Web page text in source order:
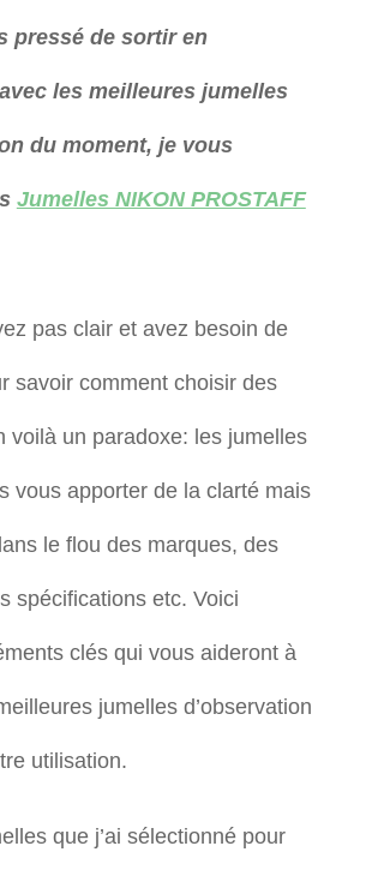
pressé de sortir en
les meilleures jumelles
du moment, je vous
Jumelles NIKON PROSTAFF
pas clair et avez besoin de
savoir comment choisir des
voilà un paradoxe: les jumelles
vous apporter de la clarté mais
le flou des marques, des
spécifications etc. Voici
clés qui vous aideront à
jumelles d’observation
utilisation.
que j’ai sélectionné pour